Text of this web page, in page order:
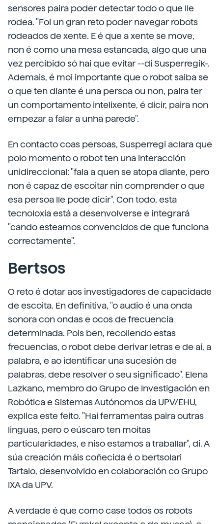
sensores paira poder detectar todo o que lle
rodea. "Foi un gran reto poder navegar robots
rodeados de xente. E é que a xente se move,
non é como una mesa estancada, algo que una
vez percibido só hai que evitar --di Susperregik-.
Ademais, é moi importante que o robot saiba se
o que ten diante é una persoa ou non, paira ter
un comportamento intelixente, é dicir, paira non
empezar a falar a unha parede".
En contacto coas persoas, Susperregi aclara que
polo momento o robot ten una interacción
unidireccional: "fala a quen se atopa diante, pero
non é capaz de escoitar nin comprender o que
esa persoa lle pode dicir". Con todo, esta
tecnoloxía está a desenvolverse e integrará
"cando esteamos convencidos de que funciona
correctamente".
Bertsos
O reto é dotar aos investigadores de capacidade
de escoita. En definitiva, "o audio é una onda
sonora con ondas e ocos de frecuencia
determinada. Pois ben, recollendo estas
frecuencias, o robot debe derivar letras e de aí, a
palabra, e ao identificar una sucesión de
palabras, debe resolver o seu significado". Elena
Lazkano, membro do Grupo de Investigación en
Robótica e Sistemas Autónomos da UPV/EHU,
explica este feito. "Hai ferramentas paira outras
linguas, pero o eúscaro ten moitas
particularidades, e niso estamos a traballar", di. A
súa creación máis coñecida é o bertsolari
Tartalo, desenvolvido en colaboración co Grupo
IXA da UPV.
A verdade é que como case todos os robots